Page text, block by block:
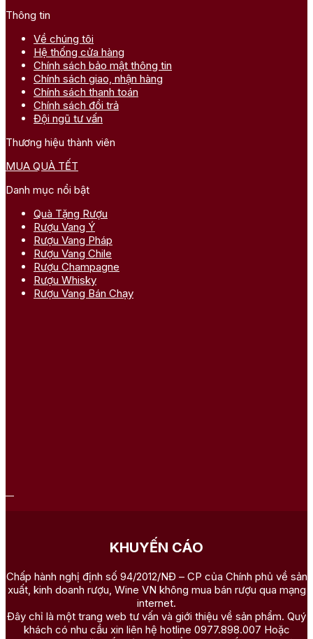
Thông tin
Về chúng tôi
Hệ thống cửa hàng
Chính sách bảo mật thông tin
Chính sách giao, nhận hàng
Chính sách thanh toán
Chính sách đổi trả
Đội ngũ tư vấn
Thương hiệu thành viên
MUA QUÀ TẾT
Danh mục nổi bật
Quà Tặng Rượu
Rượu Vang Ý
Rượu Vang Pháp
Rượu Vang Chile
Rượu Champagne
Rượu Whisky
Rượu Vang Bán Chạy
KHUYẾN CÁO
Chấp hành nghị định số 94/2012/NĐ – CP của Chính phủ về sản
xuất, kinh doanh rượu, Wine VN không mua bán rượu qua mạng
internet.
Đây chỉ là một trang web tư vấn và giới thiệu về sản phẩm. Quý
khách có nhu cầu xin liên hệ hotline 0977.898.007 Hoặc